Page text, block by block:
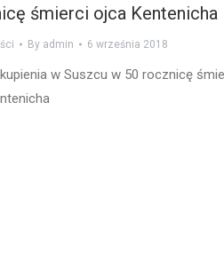
śmierci ojca Kentenicha
By admin 6 września 2018
w Suszcu w 50 rocznicę